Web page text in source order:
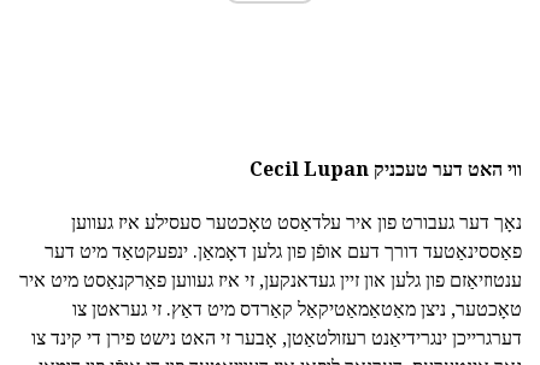
ווי האט דער טעכניק Cecil Lupan
נאָך דער געבורט פון איר עלדאַסט טאָכטער סעסילע איז געווען
פאַססינאַטעד דורך דעם אופֿן פון גלען דאָמאַן. ינפעקטאַד מיט דער
ענטוזיאַזם פון גלען און זיין געדאנקען, זי איז געווען פאַרקנאַסט מיט איר
טאָכטער, ניצן מאַטאַמאַטיקאַל קאַרדס מיט דאַץ. זי געראטן צו
דערגרייכן ינגרידיאַנט רעזולטאַטן, אָבער זי האט נישט פירן די קינד צו